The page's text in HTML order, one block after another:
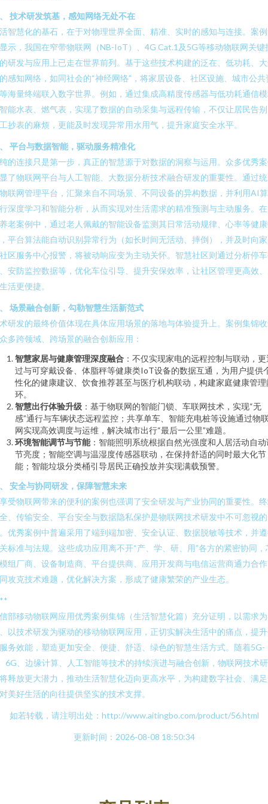
技术研发筑基，感知网络无处不在
智慧化的基石，在于对物理世界全面、精准、实时的感知与连接。案
示，我国在窄带物联网（NB-IoT）、4G Cat.1及5G等移动物联网关键
研发与应用上已走在世界前列。基于这些技术构建的泛在、低功耗、
感知网络，如同社会的“神经网络”，将家居设备、社区设施、城市公共
海量终端联入数字世界。例如，通过集成高精度传感器与低功耗通信
能水表、燃气表，实现了数据的自动采集与远程传输，不仅让居民告
抄表的麻烦，更能及时发现异常用水用气，提升家庭安全水平。
平台与数据智能，驱动服务精准化
的连接只是第一步，真正的智慧源于对数据的洞察与运用。众多优秀
了物联网平台与人工智能、大数据分析技术融合研发的重要性。通过
联网管理平台，汇聚来自不同场景、不同设备的异构数据，并利用AI
深度学习和智能分析，从而实现对生活需求的精准预测与主动服务。
老案例中，通过老人佩戴的智能设备监测其日常活动规律、心率等健
平台算法能自动识别异常行为（如长时间无活动、摔倒），并及时向
区服务中心报警，将被动响应变为主动关怀。智慧社区则通过分析停
安防监控数据等，优化车位引导、提升安保效率，让社区管理更高效
活更便捷。
场景融合创新，勾勒智慧生活新范式
研发的最终价值体现在具体应用场景的落地与体验提升上。案例集锦
多跨领域、跨场景的融合创新应用：
智慧家居与健康管理深度融合 ：不仅实现家电的远程控制与联动，
过与可穿戴设备、体脂秤等健康类IoT设备的数据互通，为用户提供
性化的健康建议、饮食推荐甚至与医疗机构联动，构建家庭健康管理
环。
智慧出行体验升级 ：基于物联网的智能门锁、车联网技术，实现“无
感”通行与车辆状态远程监控；共享单车、智能充电桩等设施通过物
网实现高效调度与运维，解决城市出行“最后一公里”难题。
环境智能调节与节能：智能照明系统根据自然光强度和人居活动自动
节亮度；智能空调与温湿度传感器联动，在保持舒适的同时最大化节
能；智能垃圾分类桶引导居民正确投放并实现满载预警。
安全与协同研发，保障智慧未来
受物联网带来的便利的案例也强调了安全研发与产业协同的重要性。
、传输安全、平台安全与数据隐私保护是物联网技术研发中不可忽视
优秀案例中普遍采用了端到端加密、安全认证、数据脱敏等技术，并
标准与法规。这些成功应用离不开“产、学、研、用”各方的紧密协同，
组厂商、设备制造商、平台提供商、应用开发商与电信运营商通力合
攻克技术难题，优化解决方案，形成了健康繁荣的产业生态。
部移动物联网应用优秀案例集锦（生活智慧化篇）充分证明，以需求
以技术研发为驱动的移动物联网应用，正切实解决生活中的痛点，提
务效能，塑造更加安全、便捷、舒适、绿色的智慧生活方式。随着5G-
6G、边缘计算、人工智能等技术的持续演进与融合创新，物联网技术
释放更大潜力，推动生活智慧化迈向更高水平，为构建数字社会、满
美好生活的向往提供坚实的技术支撑。
如若转载，请注明出处：http://www.aitingbo.com/product/56.html
更新时间：2026-08-08 18:50:34